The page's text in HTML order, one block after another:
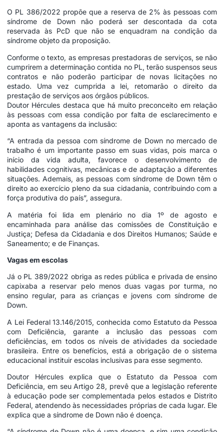
O PL 386/2022 propõe que a reserva de 2% às pessoas com
síndrome de Down não poderá ser descontada da cota
reservada às PcD que não se enquadram na condição da
síndrome objeto da proposição.
Conforme o texto, as empresas prestadoras de serviços, se não
cumprirem a determinação contida no PL, terão suspensos seus
contratos e não poderão participar de novas licitações no
estado. Uma vez cumprida a lei, retomarão o direito da
prestação de serviços aos órgãos públicos.
Doutor Hércules destaca que há muito preconceito em relação
às pessoas com essa condição por falta de esclarecimento e
aponta as vantagens da inclusão:
“A entrada da pessoa com síndrome de Down no mercado de
trabalho é um importante passo em suas vidas, pois marca o
início da vida adulta, favorece o desenvolvimento de
habilidades cognitivas, mecânicas e de adaptação a diferentes
situações. Ademais, as pessoas com síndrome de Down têm o
direito ao exercício pleno da sua cidadania, contribuindo com a
força produtiva do país”, assegura.
A matéria foi lida em plenário no dia 1º de agosto e
encaminhada para análise das comissões de Constituição e
Justiça; Defesa da Cidadania e dos Direitos Humanos; Saúde e
Saneamento; e de Finanças.
Vagas em escolas
Já o PL 389/2022 obriga as redes pública e privada de ensino
capixaba a reservar pelo menos duas vagas por turma, no
ensino regular, para as crianças e jovens com síndrome de
Down.
A Lei Federal 13.146/2015, conhecida como Estatuto da Pessoa
com Deficiência, garante a inclusão das pessoas com
deficiências, em todos os níveis de atividades da sociedade
brasileira. Entre os benefícios, está a obrigação de o sistema
educacional instituir escolas inclusivas para esse segmento.
Doutor Hércules explica que o Estatuto da Pessoa com
Deficiência, em seu Artigo 28, prevê que a legislação referente
à educação pode ser complementada pelos estados e Distrito
Federal, atendendo às necessidades próprias de cada lugar. Ele
explica que a síndrome de Down não é doença.